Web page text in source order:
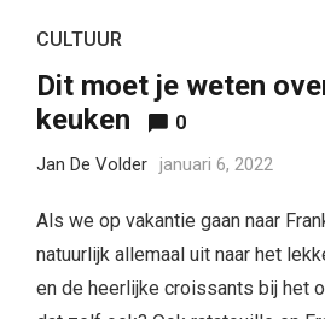
CULTUUR
Dit moet je weten
keuken
0
Jan De Volder januari 6, 2022
Als we op vakantie gaan naar
natuurlijk allemaal uit naar het
en de heerlijke croissants bij het